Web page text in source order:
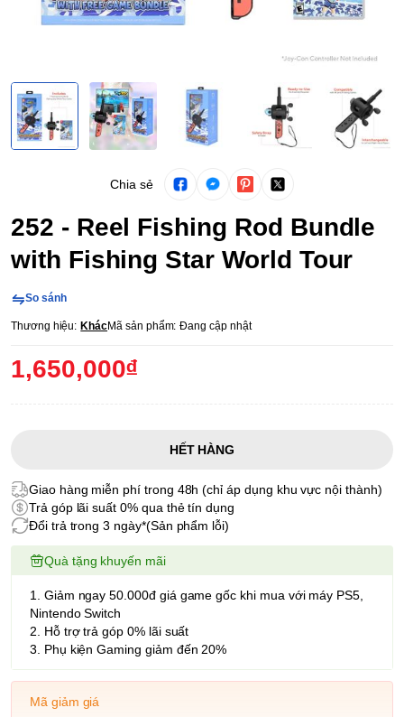
Chia sẻ
252 - Reel Fishing Rod Bundle
with Fishing Star World Tour
So sánh
Thương hiệu: KhácMã sản phẩm: Đang cập nhật
1,650,000₫
HẾT HÀNG
Giao hàng miễn phí trong 48h (chỉ áp dụng khu vực nội thành)
Trả góp lãi suất 0% qua thẻ tín dụng
Đổi trả trong 3 ngày*(Sản phẩm lỗi)
Quà tặng khuyến mãi
1. Giảm ngay 50.000đ giá game gốc khi mua với máy PS5,
Nintendo Switch
2. Hỗ trợ trả góp 0% lãi suất
3. Phụ kiện Gaming giảm đến 20%
Mã giảm giá